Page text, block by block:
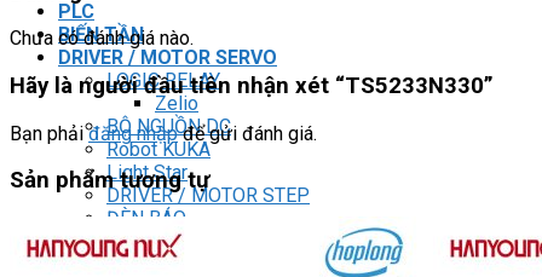
PLC
BIẾN TẦN
DRIVER / MOTOR SERVO
LOGIC RELAY
Zelio
BỘ NGUỒN DC
Robot KUKA
Light Star
DRIVER / MOTOR STEP
ĐÈN BÁO
Đèn báo quay
Đèn báo panel tròn
Chưa có đánh giá nào.
Hãy là người đầu tiên nhận xét “TS5233N330”
Bạn phảiđăng nhậpđể gửi đánh giá.
Sản phẩm tương tự